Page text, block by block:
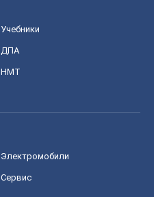
Учебники
ДПА
НМТ
Электромобили
Сервис